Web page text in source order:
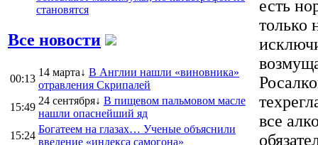
становятся
Все новости
00:13
14 марта↓ В Англии нашли «виновника»
отравления Скрипалей
15:49
24 сентября↓ В пищевом пальмовом масле
нашли опаснейший яд
15:24
Богатеем на глазах… Ученые объяснили
введение «индекса самогона»
есть
только
все